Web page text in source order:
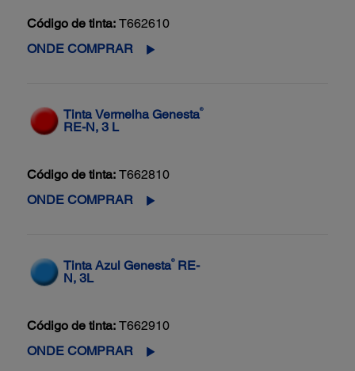
Código de tinta: T662610
ONDE COMPRAR
Tinta Vermelha Genesta®
RE-N, 3 L
Código de tinta: T662810
ONDE COMPRAR
Tinta Azul Genesta®RE-
N, 3L
Código de tinta: T662910
ONDE COMPRAR